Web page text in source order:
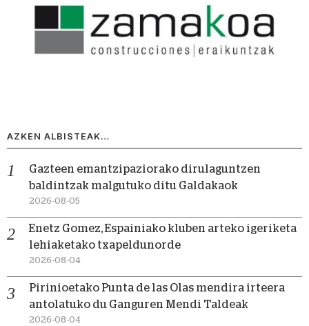
AZKEN ALBISTEAK…
Gazteen emantzipaziorako dirulaguntzen
baldintzak malgutuko ditu Galdakaok
2026-08-05
Enetz Gomez, Espainiako kluben arteko igeriketa
lehiaketako txapeldunorde
2026-08-04
Pirinioetako Punta de las Olas mendira irteera
antolatuko du Ganguren Mendi Taldeak
2026-08-04